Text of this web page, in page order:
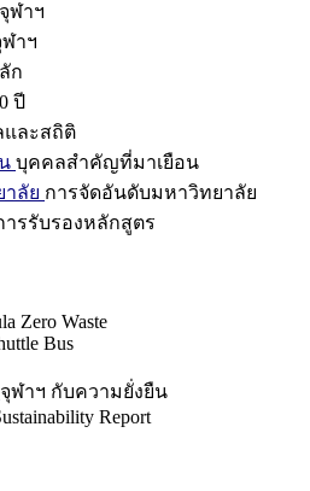
ฬาฯ
าฯ
ก
ปี
ละสถิติ
บุคคลสำคัญที่มาเยือน
ลัย การจัดอันดับมหาวิทยาลัย
ารรับรองหลักสูตร
Zero Waste
Bus
จุฬาฯ กับความยั่งยืน
Report